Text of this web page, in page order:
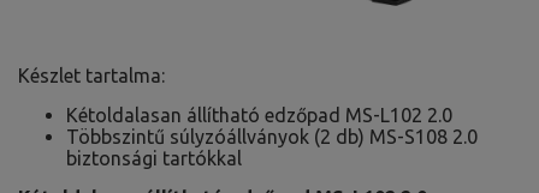
Készlet tartalma:
Kétoldalasan állítható edzőpad MS-L102 2.0
Többszintű súlyzóállványok (2 db) MS-S108 2.0
biztonsági tartókkal